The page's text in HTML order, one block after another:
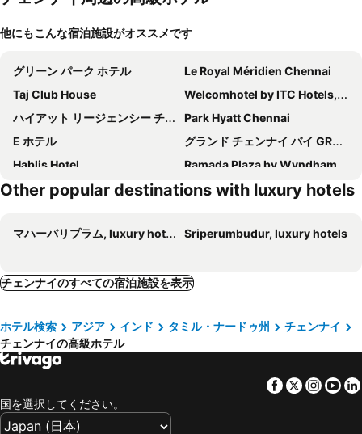
他にもこんな宿泊施設がオススメです
グリーン パーク ホテル
Le Royal Méridien Chennai
Taj Club House
Welcomhotel by ITC Hotels, GST Road, Chennai
ハイアット リージェンシー チェンナイ
Park Hyatt Chennai
E ホテル
グランド チェンナイ バイ GRT ホテルズ
Hablis Hotel
Ramada Plaza by Wyndham Chennai
Pharos Hotels
Novotel Chennai Chamiers Road
トライデント、チェンナイ
The Residency Towers
Taj Coromandel
ジ アコード メトロポリタン
YWCA international
ザ パーク チェンナイ
Taj Connemara, Chennai
ノボテル チェンナイ OMR - アコーホテルズ ブランド
Season 4 Residences -Thiruvanmiyur Near Tidel park Apollo Proton cancer center and IIT Madras Research Park
Feathers - A Radha Hotel
Radisson Blu Hotel & Suites GRT Chennai
Other popular destinations with luxury hotels
マハーバリプラム, luxury hotels Sriperumbudur, luxury hotels
チェンナイのすべての宿泊施設を表示
ホテル検索 アジア インド タミル・ナードゥ州
チェンナイ
チェンナイの高級ホテル
Facebook
Twitter
国を選択してください。